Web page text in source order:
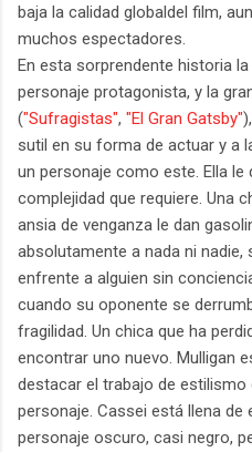
baja la calidad globaldel film,
muchos espectadores.
En esta sorprendente historia
personaje protagonista, y la
("Sufragistas", "El Gran Gatsby"
sutil en su forma de actuar y a
un personaje como este. Ella le
complejidad que requiere. Una
ansia de venganza le dan
absolutamente a nada ni nadie,
enfrente a alguien sin
cuando su oponente se
fragilidad. Un chica que ha
encontrar uno nuevo. Mulligan
destacar el trabajo de estilismo
personaje. Cassei está llena de
personaje oscuro, casi negro,